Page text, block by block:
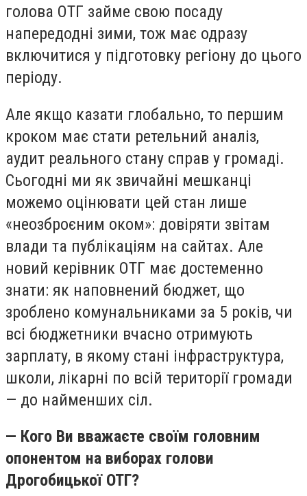
голова ОТГ займе свою посаду
напередодні зими, тож має одразу
включитися у підготовку регіону до цього
періоду.
Але якщо казати глобально, то першим
кроком має стати ретельний аналіз,
аудит реального стану справ у громаді.
Сьогодні ми як звичайні мешканці
можемо оцінювати цей стан лише
«неозброєним оком»: довіряти звітам
влади та публікаціям на сайтах. Але
новий керівник ОТГ має достеменно
знати: як наповнений бюджет, що
зроблено комунальниками за 5 років, чи
всі бюджетники вчасно отримують
зарплату, в якому стані інфраструктура,
школи, лікарні по всій території громади
— до найменших сіл.
— Кого Ви вважаєте своїм головним
опонентом на виборах голови
Дрогобицької ОТГ?